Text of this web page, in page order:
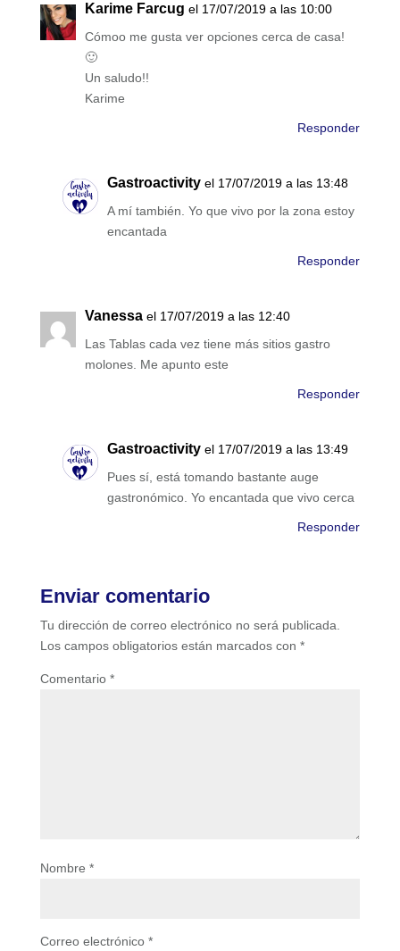
Karime Farcug el 17/07/2019 a las 10:00
Cómoo me gusta ver opciones cerca de casa!
🙂
Un saludo!!
Karime
Responder
Gastroactivity el 17/07/2019 a las 13:48
A mí también. Yo que vivo por la zona estoy
encantada
Responder
Vanessa el 17/07/2019 a las 12:40
Las Tablas cada vez tiene más sitios gastro
molones. Me apunto este
Responder
Gastroactivity el 17/07/2019 a las 13:49
Pues sí, está tomando bastante auge
gastronómico. Yo encantada que vivo cerca
Responder
Enviar comentario
Tu dirección de correo electrónico no será publicada.
Los campos obligatorios están marcados con *
Comentario *
Nombre *
Correo electrónico *